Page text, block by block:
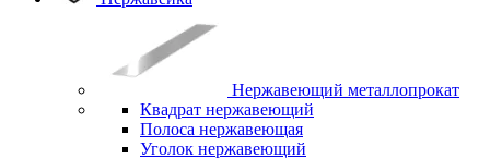
Нержавеющий металлопрокат
Квадрат нержавеющий
Полоса нержавеющая
Уголок нержавеющий